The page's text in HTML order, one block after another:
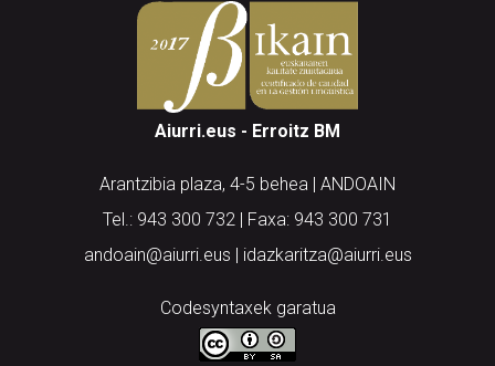
Aiurri.eus - Erroitz BM
Arantzibia plaza, 4-5 behea | ANDOAIN
Tel.: 943 300 732 | Faxa: 943 300 731
andoain@aiurri.eus | idazkaritza@aiurri.eus
Codesyntaxek garatua